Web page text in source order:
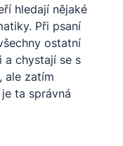
hledají nějaké
Při psaní
ostatní
a chystají se s
ale zatím
ta správná